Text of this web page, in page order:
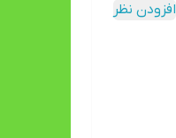
افزودن نظر